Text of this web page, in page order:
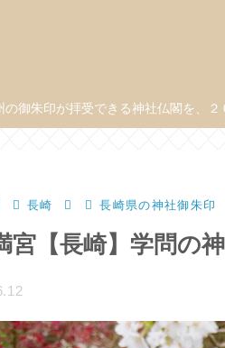
の御朱印が拝受できる神社仏閣を、
長崎 長崎県の神社御朱印
宮【長崎】学問の